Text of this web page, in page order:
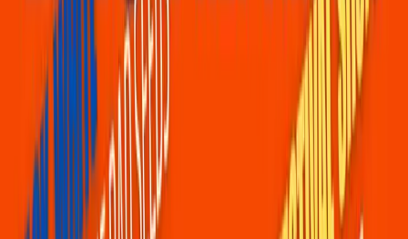
Blood Incantation
Elmer
Hiqpy
Merol
, nog een paar gesigneerde CD's op voorraad
Σtella
Curtis Harding , nog een paar gesigneerde CD's op
voorraad